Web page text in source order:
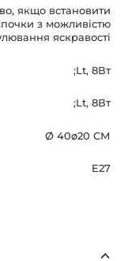
якщо встановити
з можливістю
яскравості
;Lt, 8Вт
;Lt, 8Вт
Ø 40ø20 СМ
E27